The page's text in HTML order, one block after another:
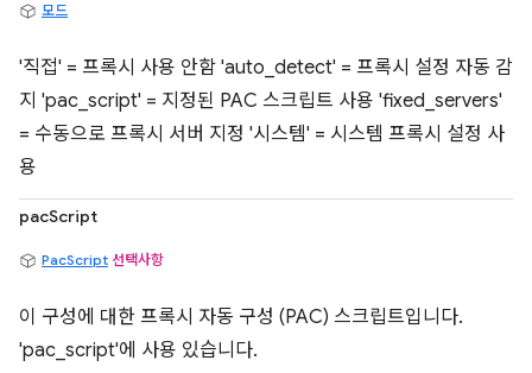
모드
'직접' = 프록시 사용 안함 'auto_detect' = 프록시 설정 자동 감
지 'pac_script' = 지정된 PAC 스크립트 사용 'fixed_servers'
= 수동으로 프록시 서버 지정 '시스템' = 시스템 프록시 설정 사
용
pacScript
PacScript 선택사항
이 구성에 대한 프록시 자동 구성 (PAC) 스크립트입니다.
'pac_script'에 사용 있습니다.